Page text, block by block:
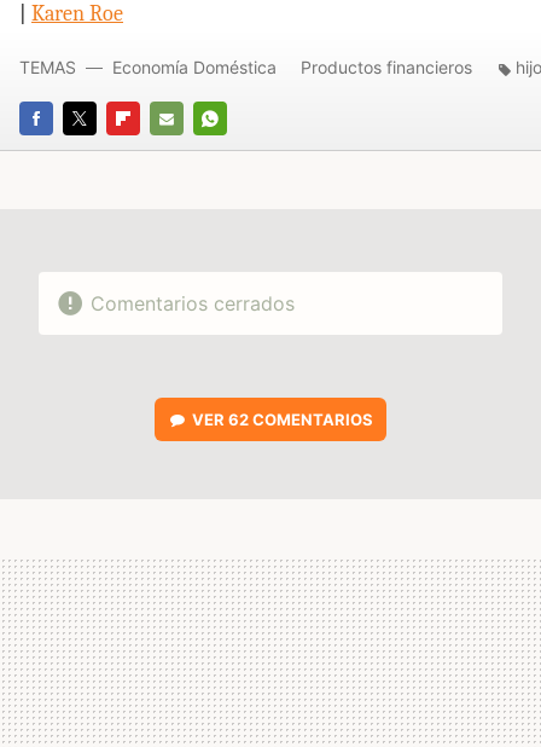
Karen Roe
FACEBOOK
TWITTERFLIPBOARD
E-
WHATSAPP
TEMAS Economía Doméstica Productos financieros
Comentarios cerrados
VER 62 COMENTARIOS